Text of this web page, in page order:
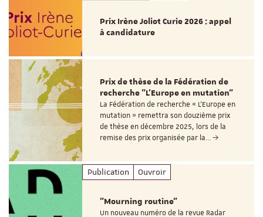
Prix Irène Joliot Curie 2026 : appel
à candidature
Prix de thèse de la Fédération de
recherche "L’Europe en mutation"
La Fédération de recherche « L’Europe en
mutation » remettra son douzième prix
de thèse en décembre 2025, lors de la
remise des prix organisée par la…
Publication Ouvroir
"Mourning routine"
Un nouveau numéro de la revue Radar